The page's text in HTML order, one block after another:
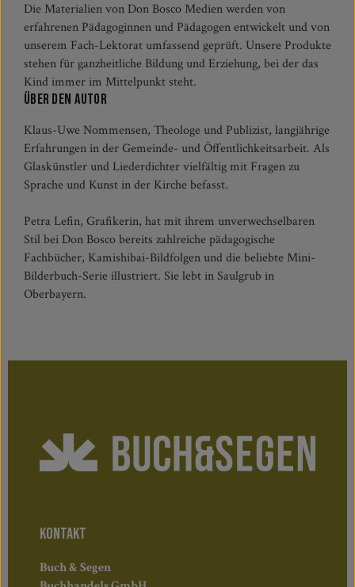
Die Materialien von Don Bosco Medien werden von
erfahrenen Pädagoginnen und Pädagogen entwickelt und von
unserem Fach-Lektorat umfassend geprüft. Unsere Produkte
stehen für ganzheitliche Bildung und Erziehung, bei der das
Kind immer im Mittelpunkt steht.
Über den Autor
Klaus-Uwe Nommensen, Theologe und Publizist, langjährige
Erfahrungen in der Gemeinde- und Öffentlichkeitsarbeit. Als
Glaskünstler und Liederdichter vielfältig mit Fragen zu
Sprache und Kunst in der Kirche befasst.
Petra Lefin, Grafikerin, hat mit ihrem unverwechselbaren
Stil bei Don Bosco bereits zahlreiche pädagogische
Fachbücher, Kamishibai-Bildfolgen und die beliebte Mini-
Bilderbuch-Serie illustriert. Sie lebt in Saulgrub in
Oberbayern.
KONTAKT
Buch & Segen